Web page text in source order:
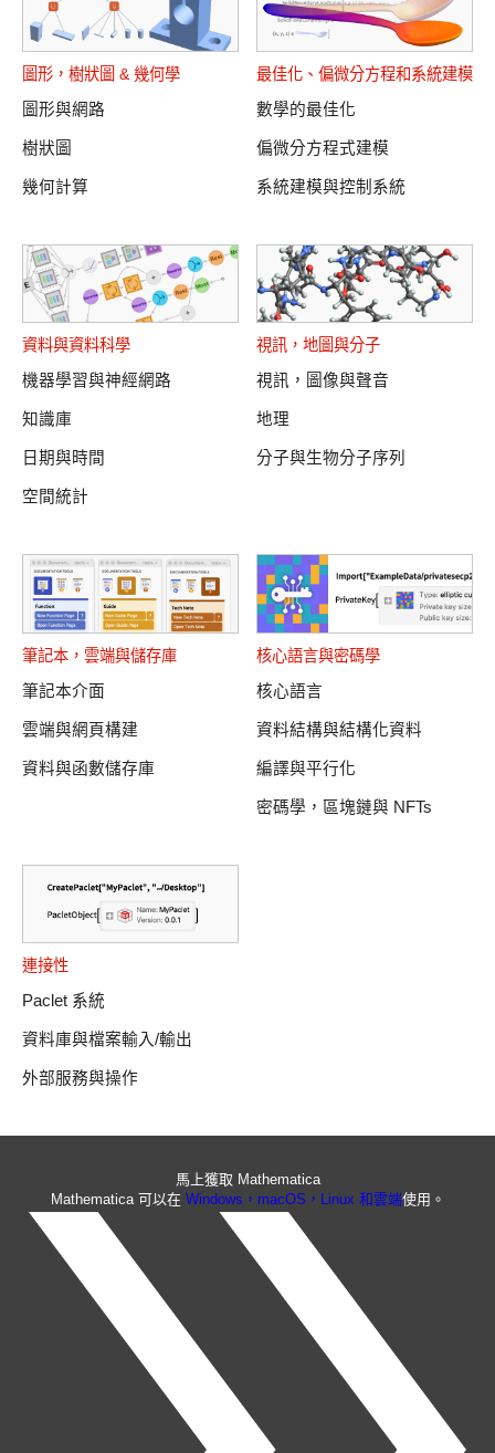
圖形 ， 樹狀圖 &幾何學
圖形與網路
樹狀圖
幾何計算
最佳化、偏微分方程和系統建模
數學的最佳化
偏微分方程式建模
系統建模與控制系統
資料與資料科學
機器學習與神經網路
知識庫
日期與時間
空間統計
視訊 ， 地圖與分子
視訊，圖像與聲音
地理
分子與生物分子序列
筆記本 ， 雲端與儲存庫
筆記本介面
雲端與網頁構建
資料與函數儲存庫
核心語言與密碼學
核心語言
資料結構與結構化資料
編譯與平行化
密碼學，區塊鏈與 NFTs
連接性
Paclet 系統
資料庫與檔案輸入/輸出
外部服務與操作
馬上獲取 Mathematica
Mathematica 可以在 Windows，macOS，Linux 和雲端使用。